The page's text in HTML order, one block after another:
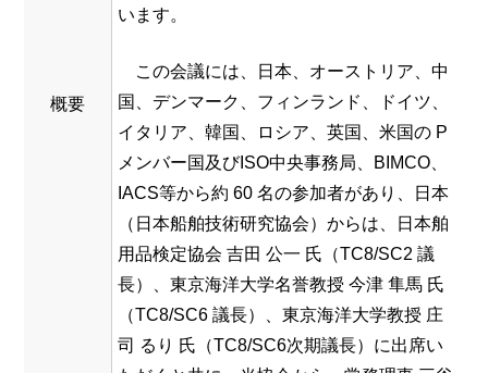
概要
います。
この会議には、日本、オーストリア、中
国、デンマーク、フィンランド、ドイツ、
イタリア、韓国、ロシア、英国、米国の P
メンバー国及びISO中央事務局、BIMCO、
IACS等から約 60 名の参加者があり、日本
（日本船舶技術研究協会）からは、日本舶
用品検定協会 吉田 公一 氏（TC8/SC2 議
長）、東京海洋大学名誉教授 今津 隼馬 氏
（TC8/SC6 議長）、東京海洋大学教授 庄
司 るり 氏（TC8/SC6次期議長）に出席い